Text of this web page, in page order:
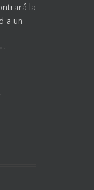
la
a un